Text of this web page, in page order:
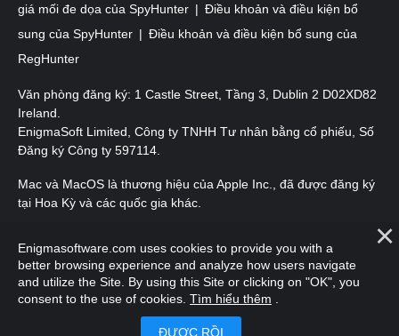
giá mối đe dọa của SpyHunter
Điều khoản và điều kiện bổ
sung của SpyHunter
Điều khoản và điều kiện bổ sung của
RegHunter
Văn phòng đăng ký: 1 Castle Street, Tầng 3, Dublin 2 D02XD82
Ireland.
EnigmaSoft Limited, Công ty TNHH Tư nhân bằng cổ phiếu, Số
Đăng ký Công ty 597114.
Mac và MacOS là thương hiệu của Apple Inc., đã được đăng ký
tại Hoa Kỳ và các quốc gia khác.
lưu.
Enigmasoftware.com uses cookies to provide you with a
better browsing experience and analyze how users navigate
and utilize the Site. By using this Site or clicking on "OK", you
consent to the use of cookies. Tìm hiểu thêm